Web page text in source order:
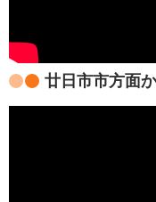
廿日市市方面